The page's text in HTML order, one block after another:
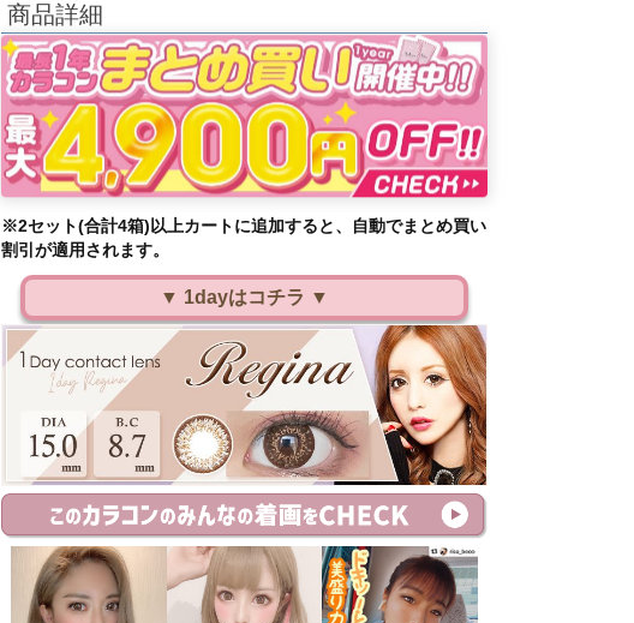
商品詳細
※2セット(合計4箱)以上カートに追加すると、自動でまとめ買い
割引が適用されます。
▼ 1dayはコチラ ▼